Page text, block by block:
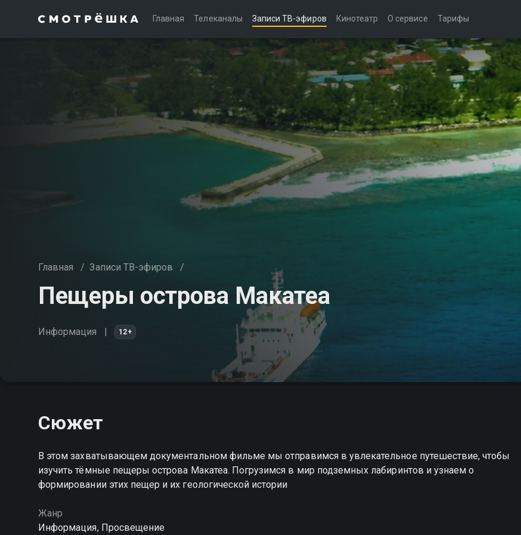
Главная Телеканалы Записи ТВ-эфиров Кинотеатр О сервисе Тарифы
Главная / Записи ТВ-эфиров /
Пещеры острова Макатеа
Информация 12+
Сюжет
В этом захватывающем документальном фильме мы отправимся в увлекательное путешествие, чтобы
изучить тёмные пещеры острова Макатеа. Погрузимся в мир подземных лабиринтов и узнаем о
формировании этих пещер и их геологической истории
Жанр
Информация, Просвещение